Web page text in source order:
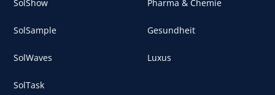
SolShow
SolSample
SolWaves
SolTask
Pharma & Chemie
Gesundheit
Luxus